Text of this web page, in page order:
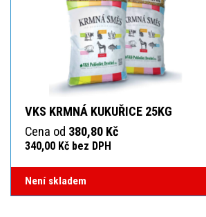
VKS KRMNÁ KUKUŘICE 25KG
Cena od 380,80 Kč
340,00 Kč bez DPH
Není skladem